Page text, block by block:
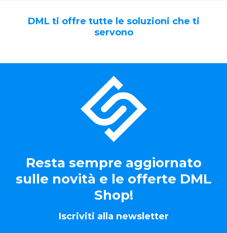
DML ti offre tutte le soluzioni che ti
servono
Resta sempre aggiornato
sulle novità e le offerte DML
Shop!
Iscriviti alla newsletter